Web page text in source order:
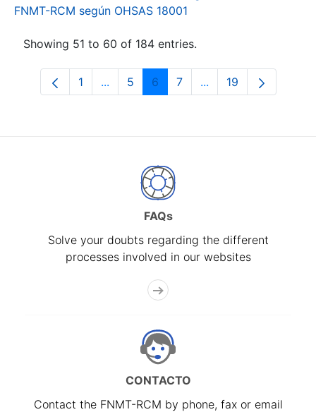
FNMT-RCM según OHSAS 18001
Showing 51 to 60 of 184 entries.
Page
1 ...Intermediate Pages Use TAB to
Page
5 Page
6 Page
7 ...Intermediate Pages
Page
19
FAQs
Solve your doubts regarding the different
processes involved in our websites
CONTACTO
Contact the FNMT-RCM by phone, fax or email